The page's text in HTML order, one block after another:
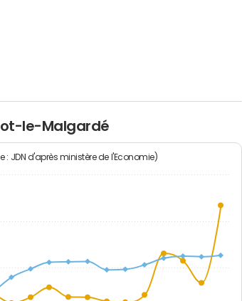
le-Malgardé
: JDN d'après ministère de l'Economie)